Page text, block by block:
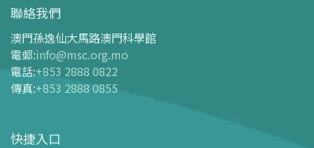
開放時間
交通指南
購票指南
- 網上購票
- 門票及優惠表
導覽圖
聯絡我們
澳門孫逸仙大馬路澳門科學館
電郵:info@msc.org.mo
電話:+853 2888 0822
傳真:+853 2888 0855
快捷入口